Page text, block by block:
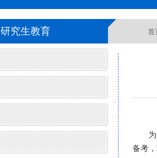
研究生教育 首
备考